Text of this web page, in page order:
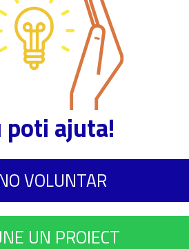
poti ajuta!
VOLUNTAR
UN PROIECT